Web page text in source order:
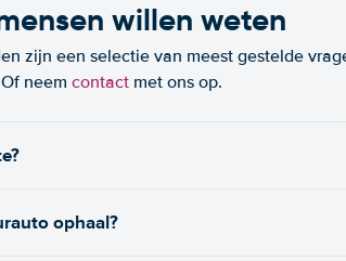
willen weten
zijn een selectie van meest gestelde
neem contact met ons op.
ophaal?